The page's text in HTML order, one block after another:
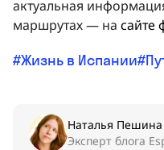
актуальная
маршрутах — на сайте
Жизнь в Испании
Наталья Пешина
Эксперт блога